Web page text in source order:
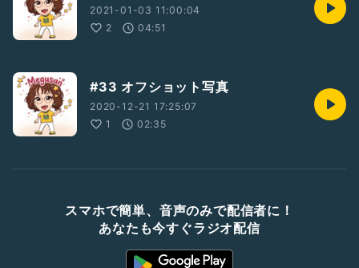
2021-01-03 11:00:04
2
04:51
#33 オフショット写真
2020-12-21 17:25:07
1
02:35
スマホで簡単、音声のみで配信者に！
あなたも今すぐラジオ配信